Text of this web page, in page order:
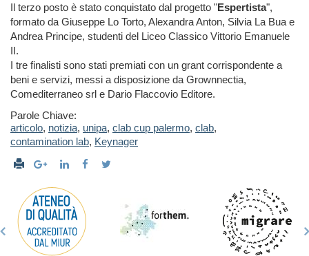
Il terzo posto è stato conquistato dal progetto "Espertista",
formato da Giuseppe Lo Torto, Alexandra Anton, Silvia La Bua e
Andrea Principe, studenti del Liceo Classico Vittorio Emanuele
II.
I tre finalisti sono stati premiati con un grant corrispondente a
beni e servizi, messi a disposizione da Grownnectia,
Comediterraneo srl e Dario Flaccovio Editore.
Parole Chiave:
articolo, notizia, unipa, clab cup palermo, clab,
contamination lab, Keynager